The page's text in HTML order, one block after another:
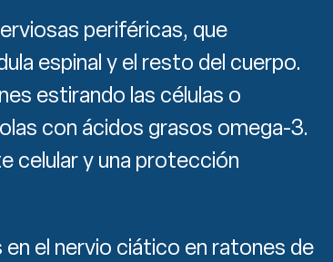
periféricas, que
espinal y el resto del cuerpo.
estirando las células o
con ácidos grasos omega-3.
celular y una protección
el nervio ciático en ratones de